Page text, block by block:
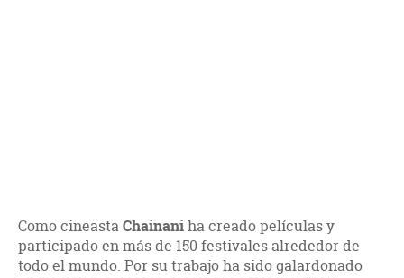
Como cineastaChainaniha creado películas y
participado en más de 150 festivales alrededor de
todo el mundo. Por su trabajo ha sido galardonado